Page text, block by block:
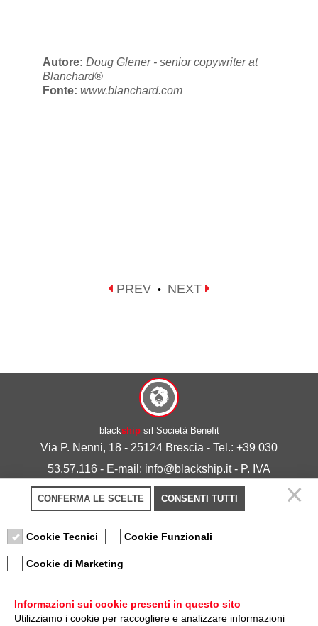
Autore: Doug Glener - senior copywriter at
Blanchard®
Fonte: www.blanchard.com
PREV • NEXT
blackshipsrl Società Benefit
Via P. Nenni, 18 - 25124 Brescia - Tel.: +39 030
53.57.116 - E-mail: info@blackship.it - P. IVA
03492980986
Privacy policy-Cookie policy
CONFERMA LE SCELTE CONSENTI TUTTI
Cookie Tecnici Cookie Funzionali
Cookie di Marketing
Informazioni sui cookie presenti in questo sito
Utilizziamo i cookie per raccogliere e analizzare informazioni